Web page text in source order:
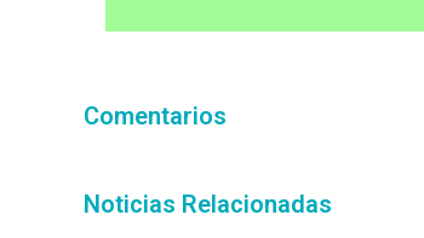
Comentarios
Noticias Relacionadas